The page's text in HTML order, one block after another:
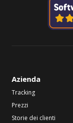
Azienda
Tracking
Prezzi
Storie dei clienti